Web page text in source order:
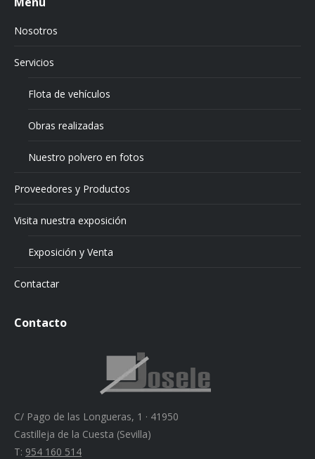
Nosotros
Servicios
Flota de vehículos
Obras realizadas
Nuestro polvero en fotos
Proveedores y Productos
Visita nuestra exposición
Exposición y Venta
Contactar
Contacto
C/ Pago de las Longueras, 1 · 41950
Castilleja de la Cuesta (Sevilla)
T: 954 160 514